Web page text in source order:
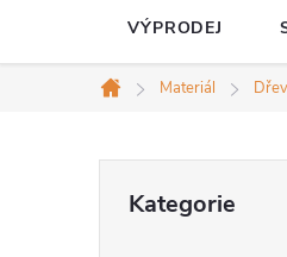
VÝPRODEJ
Domů
Materiál
kategorie
Kategorie